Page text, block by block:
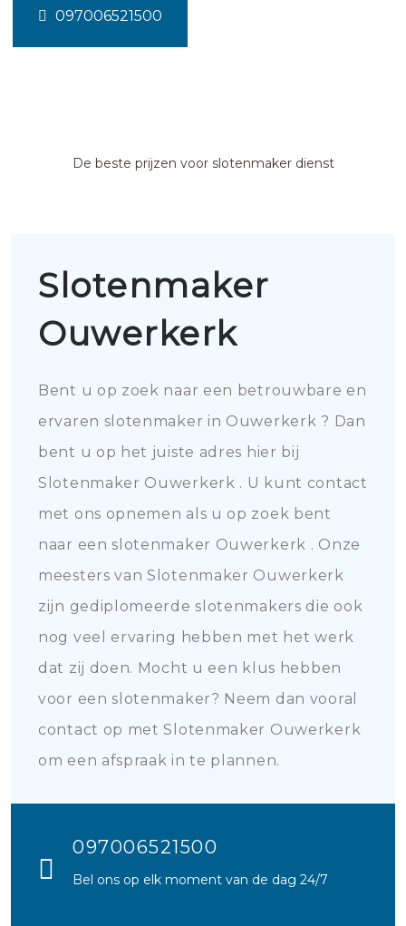
097006521500
De beste prijzen voor slotenmaker dienst
Slotenmaker
Ouwerkerk
Bent u op zoek naar een betrouwbare en
ervaren slotenmaker in Ouwerkerk ? Dan
bent u op het juiste adres hier bij
Slotenmaker Ouwerkerk . U kunt contact
met ons opnemen als u op zoek bent
naar een slotenmaker Ouwerkerk . Onze
meesters van Slotenmaker Ouwerkerk
zijn gediplomeerde slotenmakers die ook
nog veel ervaring hebben met het werk
dat zij doen. Mocht u een klus hebben
voor een slotenmaker? Neem dan vooral
contact op met Slotenmaker Ouwerkerk
om een afspraak in te plannen.
097006521500
Bel ons op elk moment van de dag 24/7